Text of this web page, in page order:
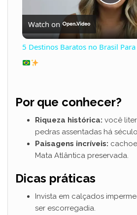
P
l
V
i
Watch on
5 Destinos Baratos no Brasil
Por que conhecer?
Riqueza histórica: você
pedras assentadas há
Paisagens incríveis:
Mata Atlântica preservada.
Dicas práticas
Invista em calçados
ser escorregadia.